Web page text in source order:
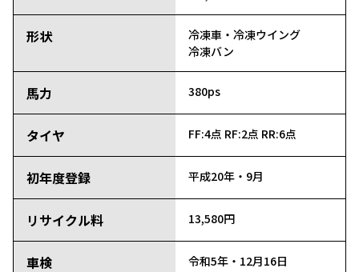
形状
冷凍車・冷凍ウイング
冷凍バン
馬力 380ps
タイヤ FF:4点 RF:2点 RR:6点
初年度登録 平成20年・9月
リサイクル料 13,580円
車検 令和5年・12月16日